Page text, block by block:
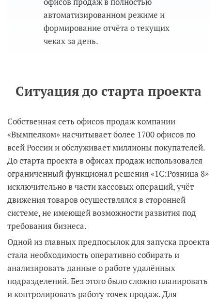
автоматизированном режиме и
формирование отчёта о текущих
чеках за день.
Ситуация до старта проекта
Собственная сеть офисов продаж компании
«Вымпелком» насчитывает более 1700 офисов по
всей России и обслуживает миллионы покупателей.
До старта проекта в офисах продаж использовался
ограниченный функционал решения «1С:Розница 8»
исключительно в части кассовых операций, учёт
движения товаров осуществлялся в сторонней
системе, не имеющей возможности развития под
требования бизнеса.
Одной из главных предпосылок для запуска проекта
стала необходимость оперативно собирать и
анализировать данные о работе удалённых
подразделений. Без этого было сложно планировать
и контролировать работу точек продаж. Для